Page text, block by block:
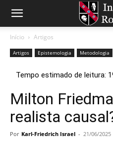
Início Artigos
Artigos Epistemologia Metodologia
Milton
realista
Por Karl-Friedrich Israel - 21/06/2025